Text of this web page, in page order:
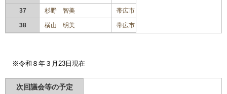
37 杉野 智美 帯広市
38 横山 明美 帯広市
※令和８年３月23日現在
次回議会等の予定